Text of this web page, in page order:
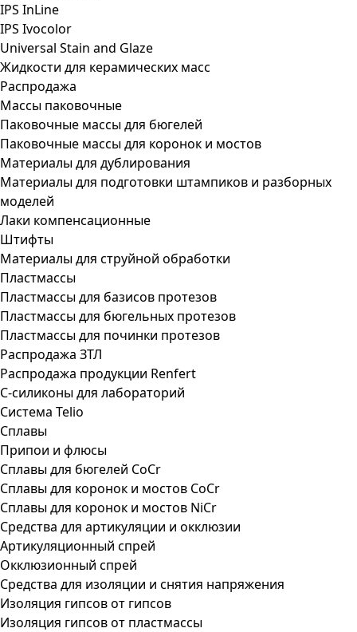
IPS InLine
IPS Ivocolor
Universal Stain and Glaze
Жидкости для керамических масс
Распродажа
Массы паковочные
Паковочные массы для бюгелей
Паковочные массы для коронок и мостов
Материалы для дублирования
Материалы для подготовки штампиков и разборных
моделей
Лаки компенсационные
Штифты
Материалы для струйной обработки
Пластмассы
Пластмассы для базисов протезов
Пластмассы для бюгельных протезов
Пластмассы для починки протезов
Распродажа ЗТЛ
Распродажа продукции Renfert
С-силиконы для лабораторий
Система Telio
Сплавы
Припои и флюсы
Сплавы для бюгелей CoCr
Сплавы для коронок и мостов CoCr
Сплавы для коронок и мостов NiCr
Средства для артикуляции и окклюзии
Артикуляционный спрей
Окклюзионный спрей
Средства для изоляции и снятия напряжения
Изоляция гипсов от гипсов
Изоляция гипсов от пластмассы